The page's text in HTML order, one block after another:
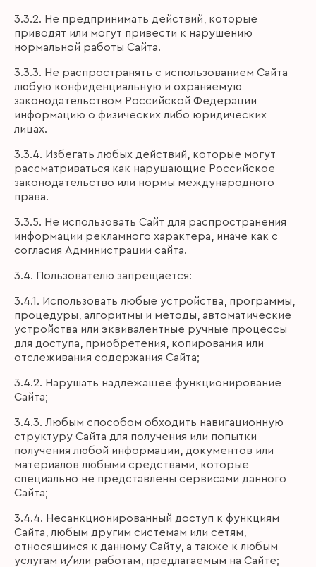
3.3.2. Не предпринимать действий, которые
приводят или могут привести к нарушению
нормальной работы Сайта.
3.3.3. Не распространять с использованием Сайта
любую конфиденциальную и охраняемую
законодательством Российской Федерации
информацию о физических либо юридических
лицах.
3.3.4. Избегать любых действий, которые могут
рассматриваться как нарушающие Российское
законодательство или нормы международного
права.
3.3.5. Не использовать Сайт для распространения
информации рекламного характера, иначе как с
согласия Администрации сайта.
3.4. Пользователю запрещается:
3.4.1. Использовать любые устройства, программы,
процедуры, алгоритмы и методы, автоматические
устройства или эквивалентные ручные процессы
для доступа, приобретения, копирования или
отслеживания содержания Сайта;
3.4.2. Нарушать надлежащее функционирование
Сайта;
3.4.3. Любым способом обходить навигационную
структуру Сайта для получения или попытки
получения любой информации, документов или
материалов любыми средствами, которые
специально не представлены сервисами данного
Сайта;
3.4.4. Несанкционированный доступ к функциям
Сайта, любым другим системам или сетям,
относящимся к данному Сайту, а также к любым
услугам и/или работам, предлагаемым на Сайте;